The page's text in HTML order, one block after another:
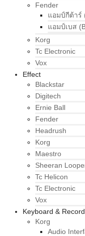
Fender
แอมป์กีต้าร์
แอมป์เบส
Korg
Tc Electronic
Vox
Effect
Blackstar
Digitech
Ernie Ball
Fender
Headrush
Korg
Maestro
Sheeran
Tc Helicon
Tc Electronic
Vox
Keyboard &
Korg
Audio